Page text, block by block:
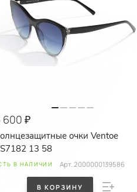
600 ₽
очки Ventoe
13 58
В НАЛИЧИИ Арт.2000000139586
В КОРЗИНУ